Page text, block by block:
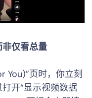
仅看总量
You)”页时，你立刻
开“显示视频数据